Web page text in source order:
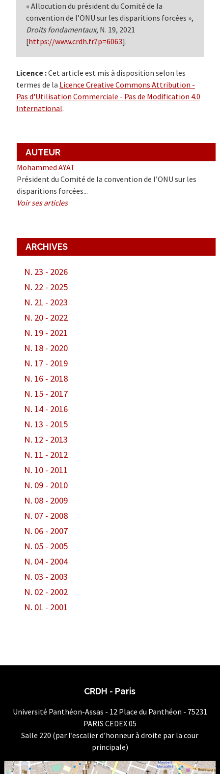
« Allocution du président du Comité de la
convention de l’ONU sur les disparitions forcées »,
Droits fondamentaux, N. 19, 2021
[https://www.crdh.fr?p=6063].
Licence :Cet article est mis à disposition selon les
termes de la Licence Creative Commons Attribution -
Pas d'Utilisation Commerciale - Pas de Modification 4.0
International.
AUTEUR
Mohammed AYAT
Président du Comité de la convention de l’ONU sur les
disparitions forcées...
Voir ses articles
ARCHIVES
N. 23 - 2026
N. 22 - 2025
N. 21 - 2023
N. 20 - 2022
N. 19 - 2021
N. 18 - 2020
N. 17 - 2019
N. 16 - 2018
N. 15 - 2017
N. 14 - 2016
N. 13 - 2015
N. 12 - 2013
N. 11 - 2012
N. 10 - 2011
N. 09 - 2010
N. 08 - 2009
N. 07 - 2008
N. 06 - 2007
N. 05 - 2005
N. 04 - 2004
N. 03 - 2003
N. 02 - 2002
N. 01 - 2001
CRDH - Paris
Université Panthéon-Assas - 12 Place du Panthéon - 75231
PARIS CEDEX 05
Salle 220 (par l’escalier d’honneur à droite par la cour
principale)